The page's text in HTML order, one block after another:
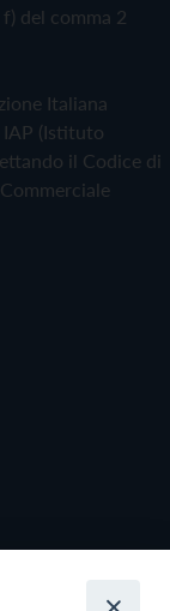
del comma 2
Italiana
(Istituto
il Codice di